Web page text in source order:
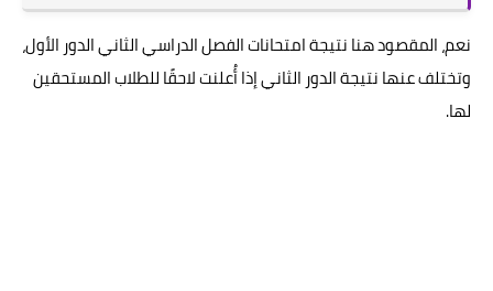
نعم، المقصود هنا نتيجة امتحانات الفصل الدراسي الثاني الدور الأول،
وتختلف عنها نتيجة الدور الثاني إذا أُعلنت لاحقًا للطلاب المستحقين
لها.